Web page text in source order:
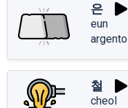
은
eun
argento
철
cheol